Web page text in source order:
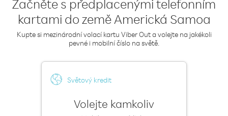
Začněte s předplacenými telefonním
kartami do země Americká Samoa
Kupte si mezinárodní volací kartu Viber Out a volejte na jakékoli
pevné i mobilní číslo na světě.
Světový kredit
Volejte kamkoliv